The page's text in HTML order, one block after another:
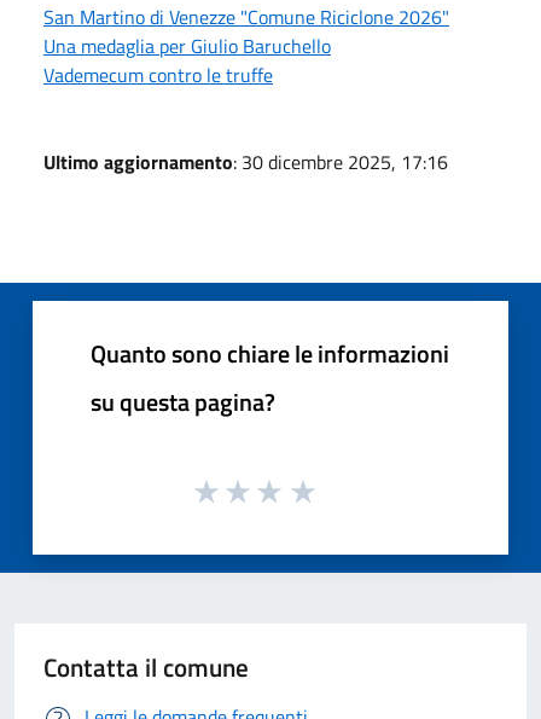
San Martino di Venezze "Comune Riciclone 2026"
Una medaglia per Giulio Baruchello
Vademecum contro le truffe
Ultimo aggiornamento: 30 dicembre 2025, 17:16
Quanto sono chiare le informazioni
su questa pagina?
Contatta il comune